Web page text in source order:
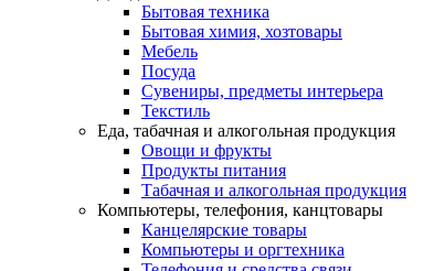
Бытовая техника
Бытовая химия, хозтовары
Мебель
Посуда
Сувениры, предметы интерьера
Текстиль
Еда, табачная и алкогольная продукция
Овощи и фрукты
Продукты питания
Табачная и алкогольная продукция
Компьютеры, телефония, канцтовары
Канцелярские товары
Компьютеры и оргтехника